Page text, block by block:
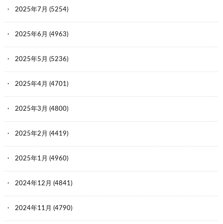
2025年7月 (5254)
2025年6月 (4963)
2025年5月 (5236)
2025年4月 (4701)
2025年3月 (4800)
2025年2月 (4419)
2025年1月 (4960)
2024年12月 (4841)
2024年11月 (4790)